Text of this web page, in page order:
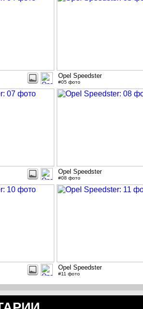
Opel Speedster
#05 фото
Opel Speedster
#08 фото
Opel Speedster
#11 фото